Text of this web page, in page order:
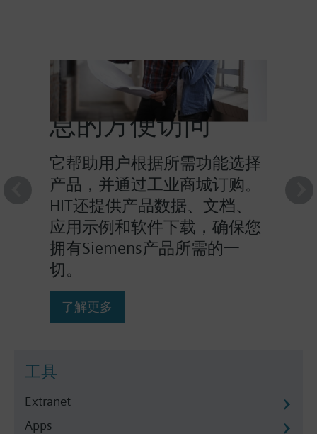
HIT提供对产品信
息的方便访问
它帮助用户根据所需功能选择
产品，并通过工业商城订购。
HIT还提供产品数据、文档、
应用示例和软件下载，确保您
拥有Siemens产品所需的一
切。
了解更多
工具
Extranet
Apps